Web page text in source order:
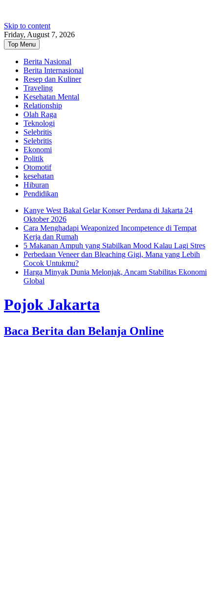
Skip to content
Friday, August 7, 2026
Top Menu
Berita Nasional
Berita Internasional
Resep dan Kuliner
Traveling
Kesehatan Mental
Relationship
Olah Raga
Teknologi
Selebritis
Selebritis
Ekonomi
Politik
Otomotif
kesehatan
Hiburan
Pendidikan
Kanye West Bakal Gelar Konser Perdana di Jakarta 24
Oktober 2026
Cara Menghadapi Weaponized Incompetence di Tempat
Kerja dan Rumah
5 Makanan Ampuh yang Stabilkan Mood Kalau Lagi Stres
Perbedaan Veneer dan Bleaching Gigi, Mana yang Lebih
Cocok Untukmu?
Harga Minyak Dunia Melonjak, Ancam Stabilitas Ekonomi
Global
Pojok Jakarta
Baca Berita dan Belanja Online